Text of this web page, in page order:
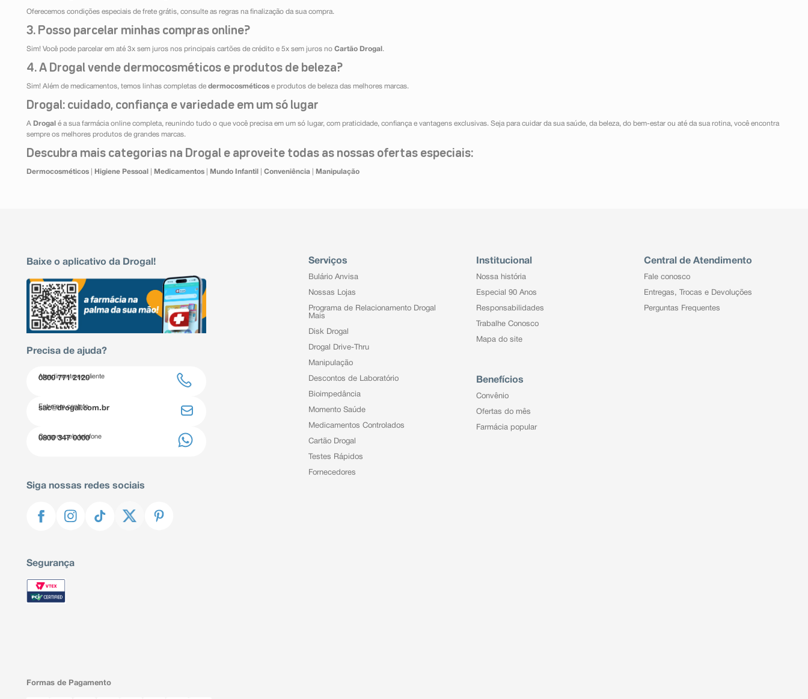
Oferecemos condições especiais de frete grátis, consulte as regras na finalização da sua compra.
3. Posso parcelar minhas compras online?
Sim! Você pode parcelar em até 3x sem juros nos principais cartões de crédito e 5x sem juros no Cartão Drogal .
4. A Drogal vende dermocosméticos e produtos de beleza?
Sim! Além de medicamentos, temos linhas completas de dermocosméticos e produtos de beleza das melhores marcas.
Drogal: cuidado, confiança e variedade em um só lugar
A Drogal é a sua farmácia online completa, reunindo tudo o que você precisa em um só lugar, com praticidade, confiança e vantagens exclusivas. Seja para cuidar da sua saúde, da beleza, do bem-estar ou até da sua rotina, você encontra
sempre os melhores produtos de grandes marcas.
Descubra mais categorias na Drogal e aproveite todas as nossas ofertas especiais:
Dermocosméticos Higiene Pessoal Medicamentos Mundo Infantil Conveniência Manipulação
Baixe o aplicativo da Drogal!
Precisa de ajuda?
Atendimento ao cliente
0800 771 2120
Entre em contato
sac@drogal.com.br
Compre pelo telefone
0800 347 0000
Siga nossas redes sociais
Segurança
Serviços
Bulário Anvisa
Nossas Lojas
Programa de Relacionamento Drogal
Mais
Disk Drogal
Drogal Drive-Thru
Manipulação
Descontos de Laboratório
Bioimpedância
Momento Saúde
Medicamentos Controlados
Cartão Drogal
Testes Rápidos
Fornecedores
Institucional
Nossa história
Especial 90 Anos
Responsabilidades
Trabalhe Conosco
Mapa do site
Benefícios
Convênio
Ofertas do mês
Farmácia popular
Central de Atendimento
Fale conosco
Entregas, Trocas e Devoluções
Perguntas Frequentes
Formas de Pagamento